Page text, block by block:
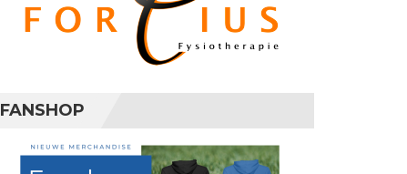
FANSHOP